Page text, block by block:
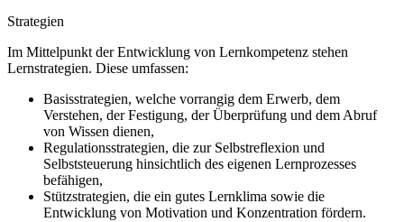
Strategien
Im Mittelpunkt der Entwicklung von Lernkompetenz stehen
Lernstrategien. Diese umfassen:
Basisstrategien, welche vorrangig dem Erwerb, dem
Verstehen, der Festigung, der Überprüfung und dem Abruf
von Wissen dienen,
Regulationsstrategien, die zur Selbstreflexion und
Selbststeuerung hinsichtlich des eigenen Lernprozesses
befähigen,
Stützstrategien, die ein gutes Lernklima sowie die
Entwicklung von Motivation und Konzentration fördern.